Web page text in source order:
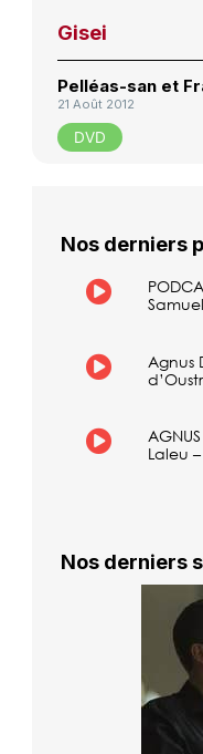
Gisei
Pelléas-san et
21 Août 2012
DVD
Nos derniers
Agnus
Laleu
Nos derniers